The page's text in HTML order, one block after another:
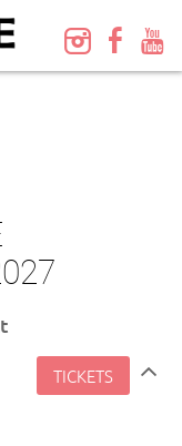
TICKETS